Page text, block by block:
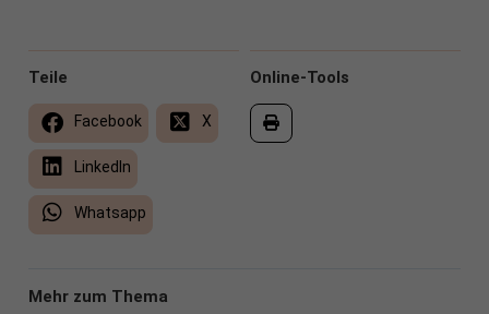
Online-Tools
Teile
Facebook X
LinkedIn
Whatsapp
Mehr zum Thema